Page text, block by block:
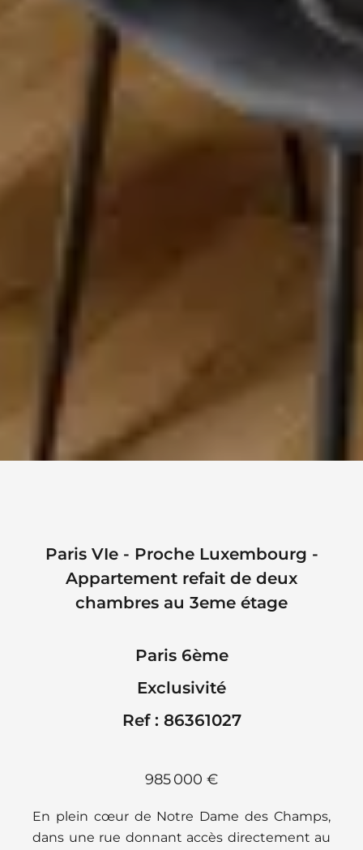
Paris VIe - Proche Luxembourg -
Appartement refait de deux
chambres au 3eme étage
Paris 6ème
Exclusivité
Ref : 86361027
985 000 €
En plein cœur de Notre Dame des Champs,
dans une rue donnant accès directement au